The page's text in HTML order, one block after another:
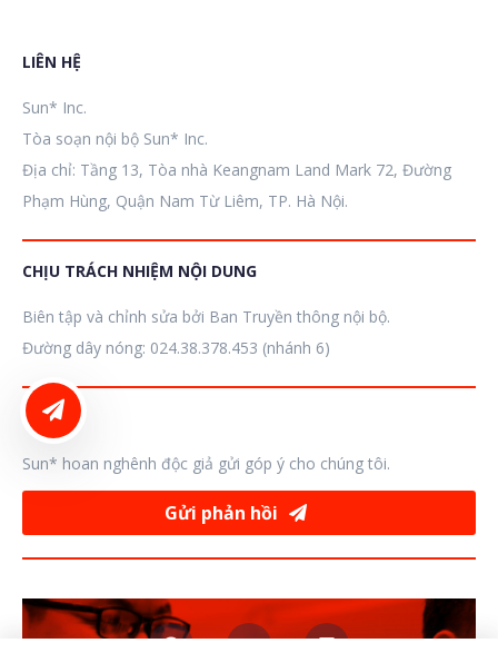
LIÊN HỆ
Sun* Inc.
Tòa soạn nội bộ Sun* Inc.
Địa chỉ: Tầng 13, Tòa nhà Keangnam Land Mark 72, Đường
Phạm Hùng, Quận Nam Từ Liêm, TP. Hà Nội.
CHỊU TRÁCH NHIỆM NỘI DUNG
Biên tập và chỉnh sửa bởi Ban Truyền thông nội bộ.
Đường dây nóng: 024.38.378.453 (nhánh 6)
GÓP Ý
Sun* hoan nghênh độc giả gửi góp ý cho chúng tôi.
Gửi phản hồi
LIÊN HỆ ĐĂNG BÀI